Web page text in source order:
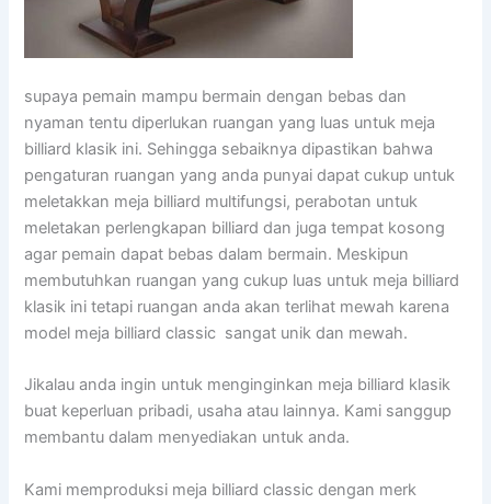
supaya pemain mampu bermain dengan bebas dan
nyaman tentu diperlukan ruangan yang luas untuk meja
billiard klasik ini. Sehingga sebaiknya dipastikan bahwa
pengaturan ruangan yang anda punyai dapat cukup untuk
meletakkan meja billiard multifungsi, perabotan untuk
meletakan perlengkapan billiard dan juga tempat kosong
agar pemain dapat bebas dalam bermain. Meskipun
membutuhkan ruangan yang cukup luas untuk meja billiard
klasik ini tetapi ruangan anda akan terlihat mewah karena
model meja billiard classic sangat unik dan mewah.
Jikalau anda ingin untuk menginginkan meja billiard klasik
buat keperluan pribadi, usaha atau lainnya. Kami sanggup
membantu dalam menyediakan untuk anda.
Kami memproduksi meja billiard classic dengan merk